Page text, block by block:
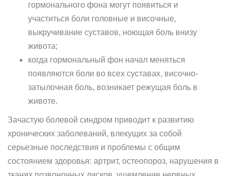
гормонального фона могут появиться и
участиться боли головные и височные,
выкручивание суставов, ноющая боль внизу
живота;
когда гормональный фон начал меняться
появляются боли во всех суставах, височно-
затылочная боль, возникает режущая боль в
животе.
Зачастую болевой синдром приводит к развитию
хронических заболеваний, влекущих за собой
серьезные последствия и проблемы с общим
состоянием здоровья: артрит, остеопороз, нарушения в